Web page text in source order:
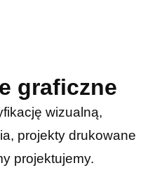
graficzne
wizualną,
projekty drukowane
projektujemy.